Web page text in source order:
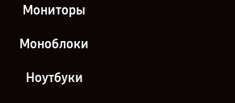
Мониторы
Моноблоки
Ноутбуки